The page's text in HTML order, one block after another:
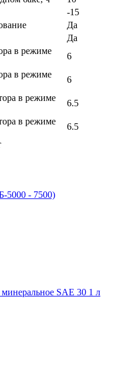
-15
Да
Да
в режиме
6
в режиме
6
в режиме
6.5
в режиме
6.5
5000 - 7500)
SAE 30 1 л